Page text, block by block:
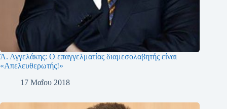
Ά. Αγγελάκης: Ο επαγγελματίας διαμεσολαβητής είναι
«Απελευθερωτής!»
17 Μαΐου 2018